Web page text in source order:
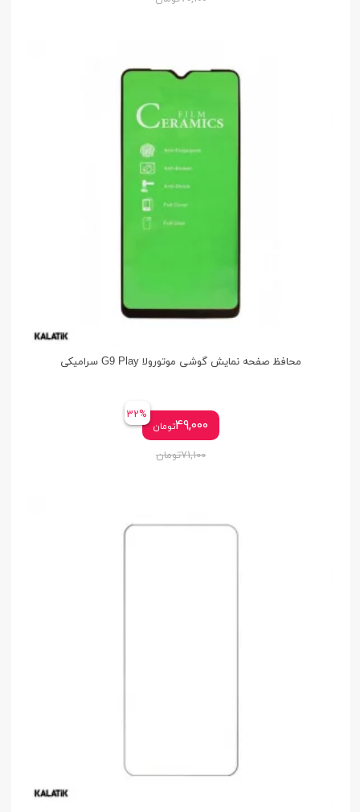
محافظ صفحه نمایش گوشی موتورولا G9 Play سرامیکی
49,000تومان
32%
71,100تومان